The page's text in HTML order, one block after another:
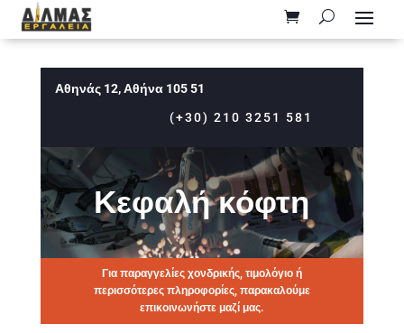
Αθηνάς 12, Αθήνα 105 51
(+30) 210 3251 581
Κεφαλή κόφτη
Για παραγγελίες χονδρικής, τιμολόγιο ή
περισσότερες πληροφορίες, παρακαλούμε
επικοινωνήστε μαζί μας.